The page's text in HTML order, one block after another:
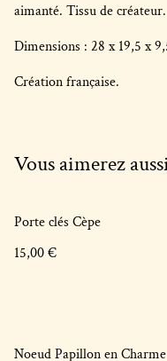
aimanté. Tissu de créateur.
Dimensions : 28 x 19,5 x
Création française.
Vous aimerez
Porte clés Cèpe
15,00 €
Noeud Papillon en Charme